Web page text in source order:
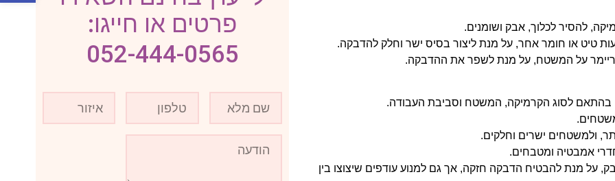
להסיר לכלוך, אבק ושומנים.
טיט או חומר אחר, על מנת ליצור בסיס ישר וחלק להדבקה.
על המשטח, על מנת לשפר את ההדבקה.
בהתאם לסוג הקרמיקה, המשטח וסביבת העבודה.
ולמשטחים ישרים וחלקים.
אמבטיה ומטבחים.
מנת להבטיח הדבקה חזקה, אך גם למנוע עודפים שיצוצו בין
פרטים או חייגו:
052-444-0565